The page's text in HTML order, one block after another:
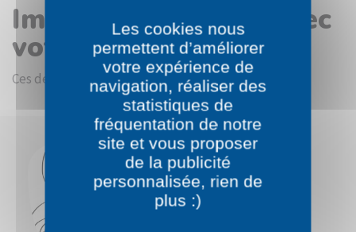
Images en rapport avec
votre choix
Ces dessins devraient vous intéresser.
Les cookies nous
permettent d’améliorer
votre expérience de
navigation, réaliser des
statistiques de
fréquentation de notre
site et vous proposer
de la publicité
personnalisée, rien de
plus :)